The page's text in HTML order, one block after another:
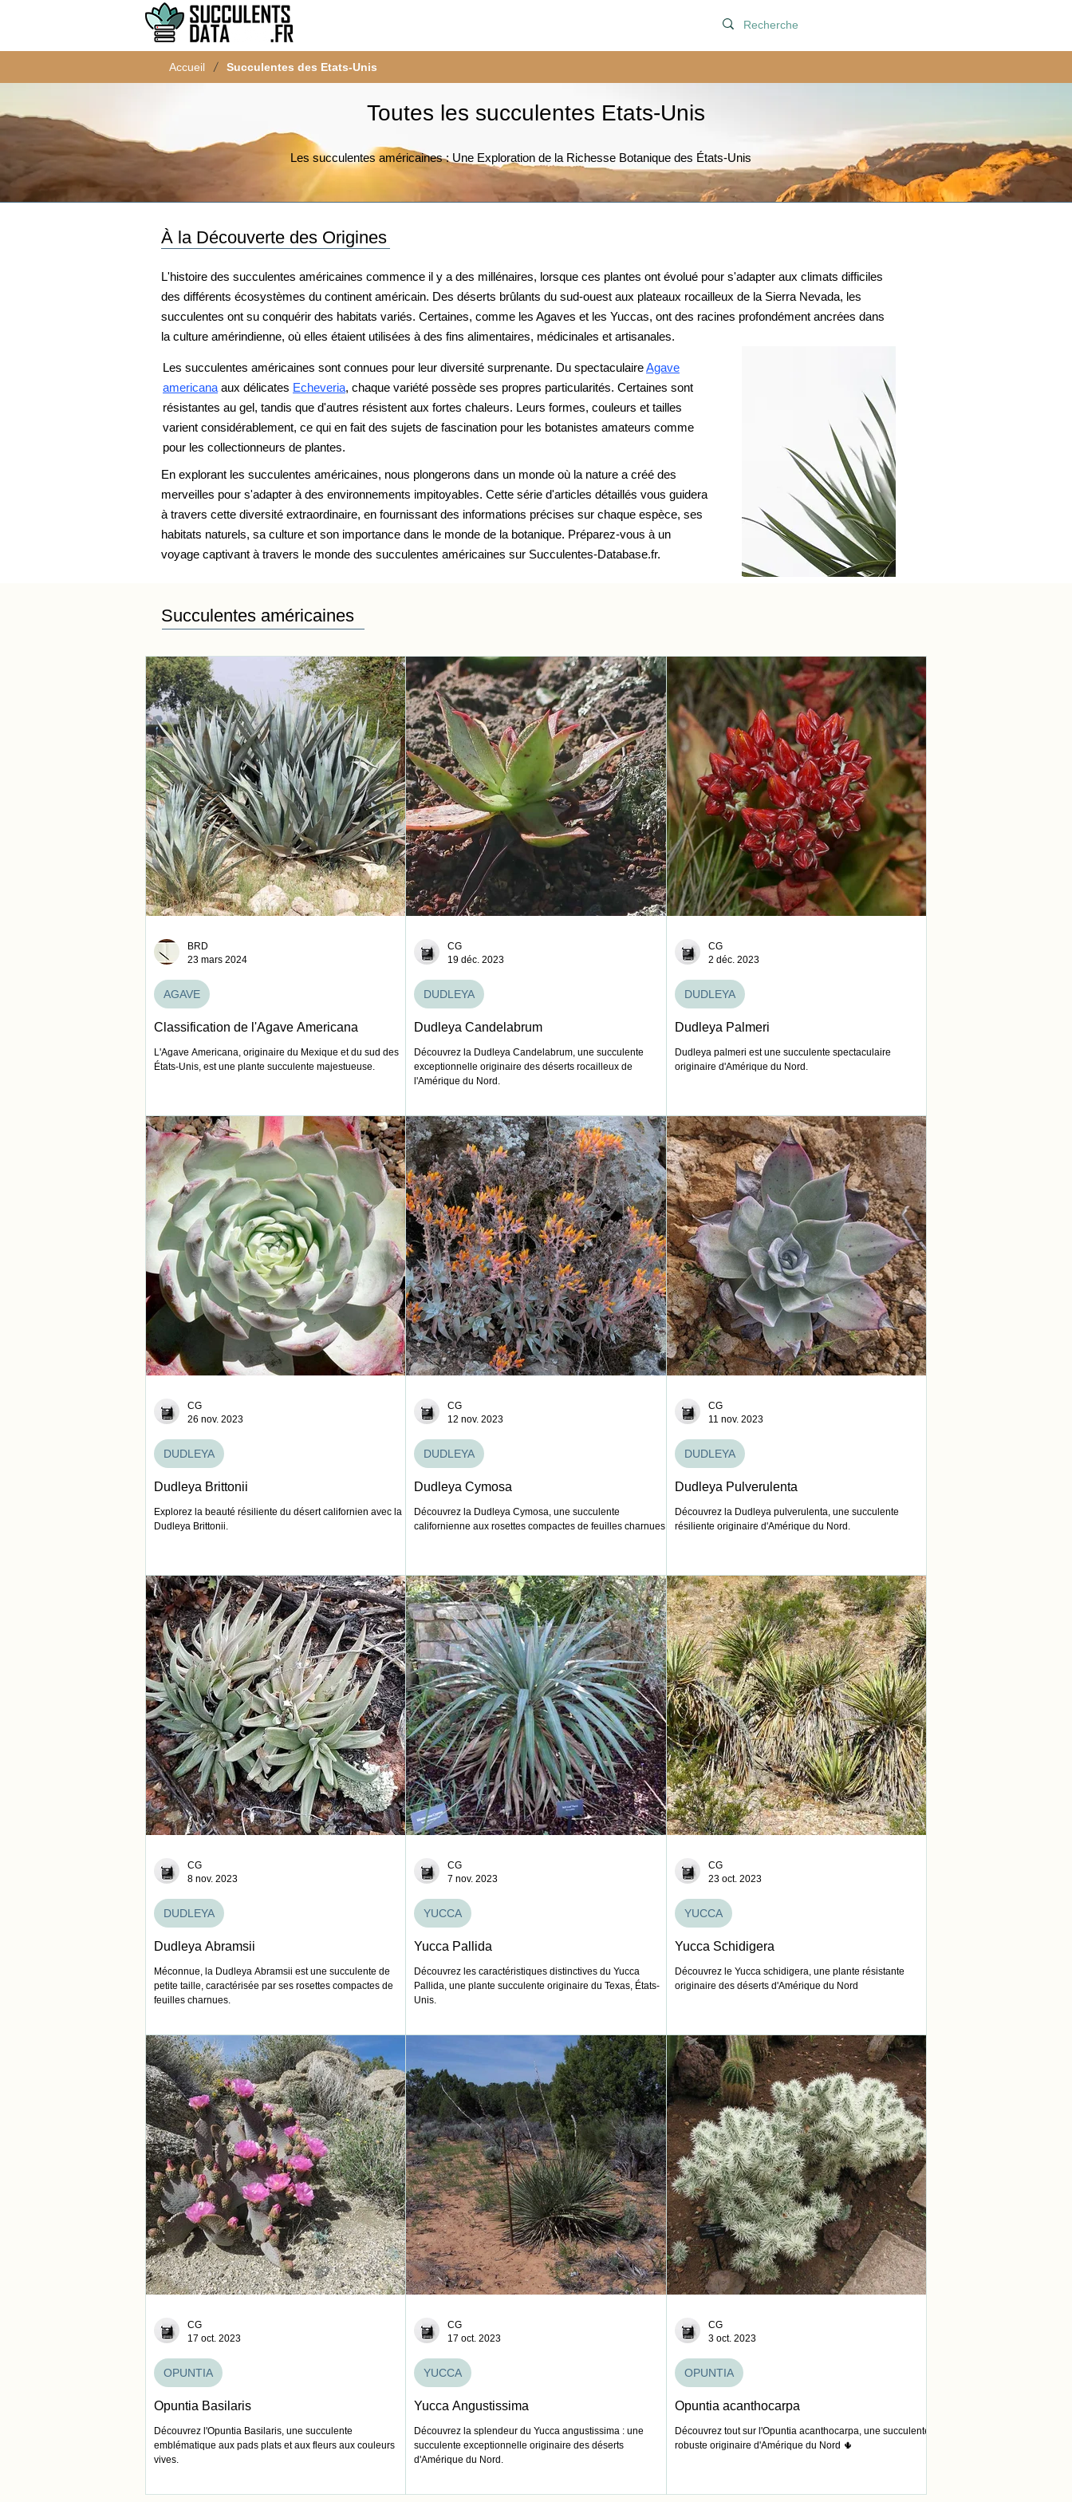
Toutes les succulentes Etats-Unis
Les succulentes américaines : Une Exploration de la Richesse Botanique des États-Unis
À la Découverte des Origines
L'histoire des succulentes américaines commence il y a des millénaires, lorsque ces plantes ont évolué pour s'adapter aux climats difficiles
des différents écosystèmes du continent américain. Des déserts brûlants du sud-ouest aux plateaux rocailleux de la Sierra Nevada, les
succulentes ont su conquérir des habitats variés. Certaines, comme les Agaves et les Yuccas, ont des racines profondément ancrées dans
la culture amérindienne, où elles étaient utilisées à des fins alimentaires, médicinales et artisanales.
Les succulentes américaines sont connues pour leur diversité surprenante. Du spectaculaireAgave
americana aux délicates Echeveria, chaque variété possède ses propres particularités. Certaines sont
résistantes au gel, tandis que d'autres résistent aux fortes chaleurs. Leurs formes, couleurs et tailles
varient considérablement, ce qui en fait des sujets de fascination pour les botanistes amateurs comme
pour les collectionneurs de plantes.
En explorant les succulentes américaines, nous plongerons dans un monde où la nature a créé des
merveilles pour s'adapter à des environnements impitoyables. Cette série d'articles détaillés vous guidera
à travers cette diversité extraordinaire, en fournissant des informations précises sur chaque espèce, ses
habitats naturels, sa culture et son importance dans le monde de la botanique. Préparez-vous à un
voyage captivant à travers le monde des succulentes américaines sur Succulentes-Database.fr.
Succulentes américaines
Classification de l'Agave Americana
L'Agave Americana, originaire du Mexique et du sud des
États-Unis, est une plante succulente majestueuse.
AGAVE
BRD
23 mars 2024
Dudleya Candelabrum
Découvrez la Dudleya Candelabrum, une succulente
exceptionnelle originaire des déserts rocailleux de
l'Amérique du Nord.
DUDLEYA
CG
19 déc. 2023
Dudleya Palmeri
Dudleya palmeri est une succulente spectaculaire
originaire d'Amérique du Nord.
DUDLEYA
CG
2 déc. 2023
Dudleya Brittonii
Explorez la beauté résiliente du désert californien avec la
Dudleya Brittonii.
DUDLEYA
CG
26 nov. 2023
Dudleya Cymosa
Découvrez la Dudleya Cymosa, une succulente
californienne aux rosettes compactes de feuilles charnues.
DUDLEYA
CG
12 nov. 2023
Dudleya Pulverulenta
Découvrez la Dudleya pulverulenta, une succulente
résiliente originaire d'Amérique du Nord.
DUDLEYA
CG
11 nov. 2023
Dudleya Abramsii
Méconnue, la Dudleya Abramsii est une succulente de
petite taille, caractérisée par ses rosettes compactes de
feuilles charnues.
DUDLEYA
CG
8 nov. 2023
Yucca Pallida
Découvrez les caractéristiques distinctives du Yucca
Pallida, une plante succulente originaire du Texas, États-
Unis.
YUCCA
CG
7 nov. 2023
Yucca Schidigera
Découvrez le Yucca schidigera, une plante résistante
originaire des déserts d'Amérique du Nord
YUCCA
CG
23 oct. 2023
Opuntia Basilaris
Découvrez l'Opuntia Basilaris, une succulente
emblématique aux pads plats et aux fleurs aux couleurs
vives.
OPUNTIA
CG
17 oct. 2023
Yucca Angustissima
Découvrez la splendeur du Yucca angustissima : une
succulente exceptionnelle originaire des déserts
d'Amérique du Nord.
YUCCA
CG
17 oct. 2023
Opuntia acanthocarpa
Découvrez tout sur l'Opuntia acanthocarpa, une succulente
robuste originaire d'Amérique du Nord 🌵
OPUNTIA
CG
3 oct. 2023
Accueil / Succulentes des Etats-Unis